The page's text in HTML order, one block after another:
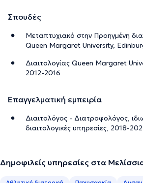
Σπουδές
Μεταπτυχιακό στην Προηγμένη
Queen Margaret University,
Διαιτολογίας Queen Margaret
2012-2016
Επαγγελματική εμπειρία
Διαιτολόγος - Διατροφολόγος,
διαιτολογικές υπηρεσίες, 2018-
Δημοφιλείς υπηρεσίες στα